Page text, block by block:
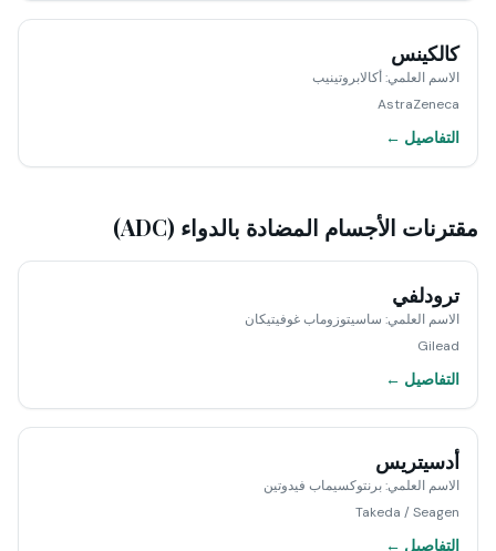
كالكينس
الاسم العلمي:أكالابروتينيب
AstraZeneca
التفاصيل ←
مقترنات الأجسام المضادة بالدواء (ADC)
ترودلفي
الاسم العلمي: ساسيتوزوماب غوفيتيكان
Gilead
التفاصيل ←
أدسيتريس
الاسم العلمي:برنتوكسيماب فيدوتين
Takeda / Seagen
التفاصيل ←